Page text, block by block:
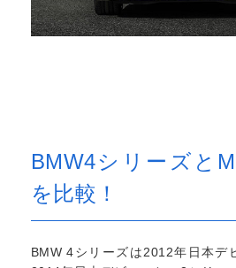
BMW4シリーズと
を比較！
BMW 4シリーズは2012年日本デ